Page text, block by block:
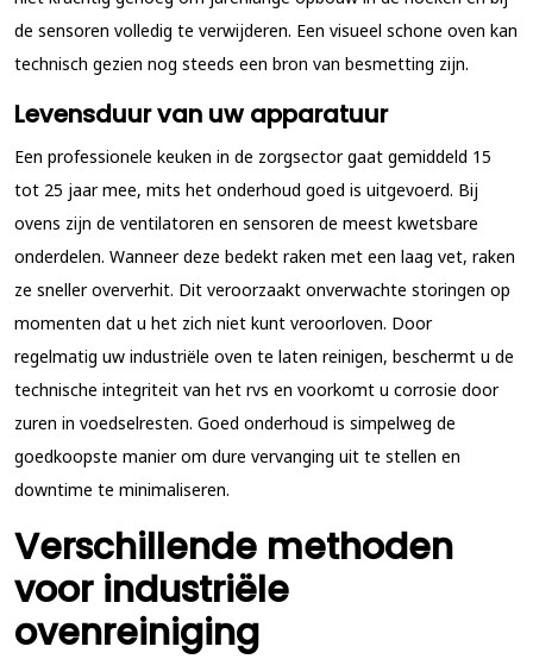
de sensoren volledig te verwijderen. Een visueel schone oven kan
technisch gezien nog steeds een bron van besmetting zijn.
Levensduur van uw apparatuur
Een professionele keuken in de zorgsector gaat gemiddeld 15
tot 25 jaar mee, mits het onderhoud goed is uitgevoerd. Bij
ovens zijn de ventilatoren en sensoren de meest kwetsbare
onderdelen. Wanneer deze bedekt raken met een laag vet, raken
ze sneller oververhit. Dit veroorzaakt onverwachte storingen op
momenten dat u het zich niet kunt veroorloven. Door
regelmatig uw industriële oven te laten reinigen, beschermt u de
technische integriteit van het rvs en voorkomt u corrosie door
zuren in voedselresten. Goed onderhoud is simpelweg de
goedkoopste manier om dure vervanging uit te stellen en
downtime te minimaliseren.
Verschillende methoden
voor industriële
ovenreiniging